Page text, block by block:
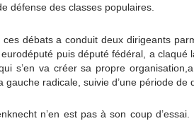
défense des classes populaires.
débats a conduit deux dirigeants
puis député fédéral, a
s’en va créer sa propre
gauche radicale, suivie d’une période
n’en est pas à son coup